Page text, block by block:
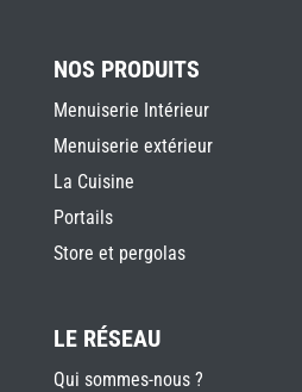
NOS PRODUITS
Menuiserie Intérieur
Menuiserie extérieur
La Cuisine
Portails
Store et pergolas
LE RÉSEAU
Qui sommes-nous ?